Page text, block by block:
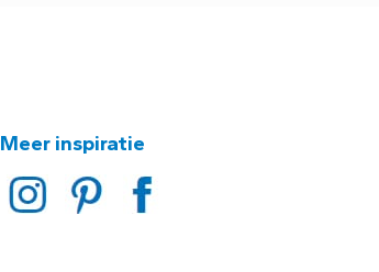
Meer inspiratie